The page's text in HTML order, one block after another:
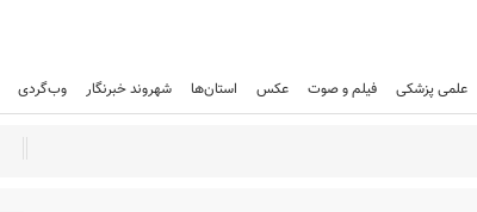
علمی پزشکی فیلم و صوت عکس استان‌ها شهروند خبرنگار وب‌گردی